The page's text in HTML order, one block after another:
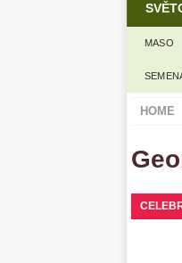
MASO
HOME